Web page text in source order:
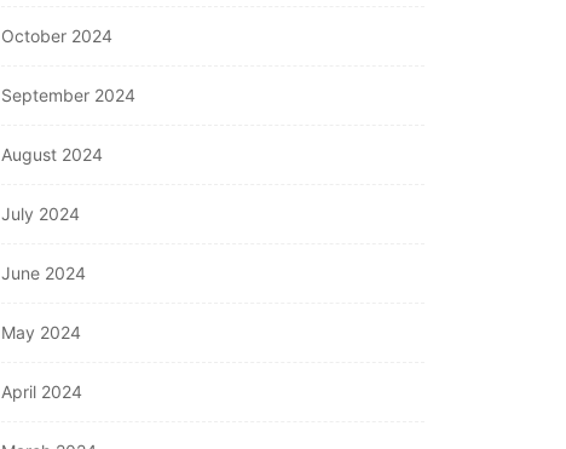
October 2024
September 2024
August 2024
July 2024
June 2024
May 2024
April 2024